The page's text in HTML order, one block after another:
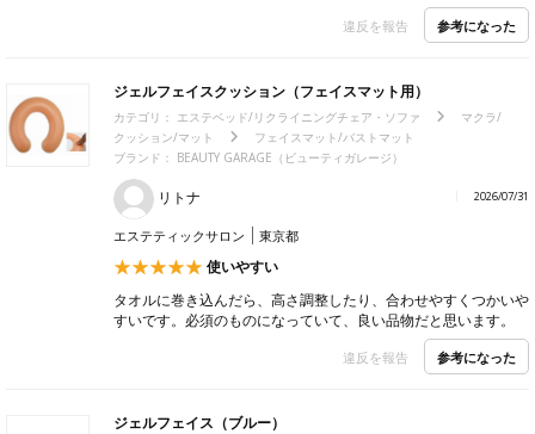
違反を報告 参考になった
ジェルフェイスクッション（フェイスマット用）
カテゴリ： エステベッド/リクライニングチェア・ソファ
マクラ/
クッション/マット
フェイスマット/バストマット
ブランド： BEAUTY GARAGE（ビューティガレージ）
リトナ 2026/07/31
エステティックサロン 東京都
使いやすい
タオルに巻き込んだら、高さ調整したり、合わせやすくつかいや
すいです。必須のものになっていて、良い品物だと思います。
違反を報告 参考になった
ジェルフェイス（ブルー）